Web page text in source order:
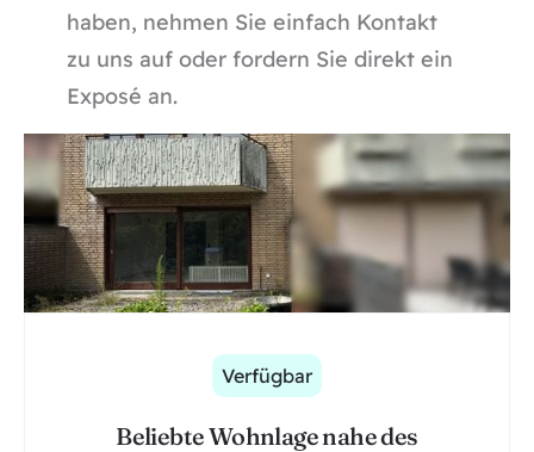
haben, nehmen Sie einfach Kontakt
zu uns auf oder fordern Sie direkt ein
Exposé an.
Verfügbar
Beliebte Wohnlage nahe des